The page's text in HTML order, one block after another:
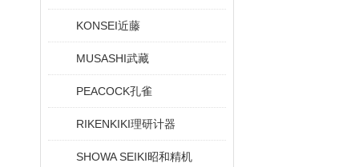
KONSEI近藤
MUSASHI武藏
PEACOCK孔雀
RIKENKIKI理研计器
SHOWA SEIKI昭和精机